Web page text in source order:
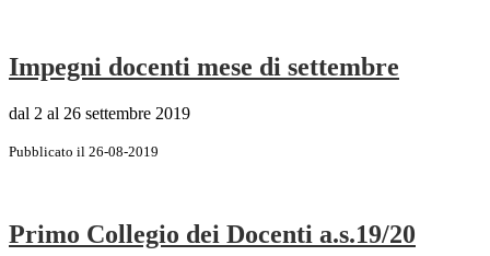
Impegni docenti mese di settembre
dal 2 al 26 settembre 2019
Pubblicato il 26-08-2019
Primo Collegio dei Docenti a.s.19/20